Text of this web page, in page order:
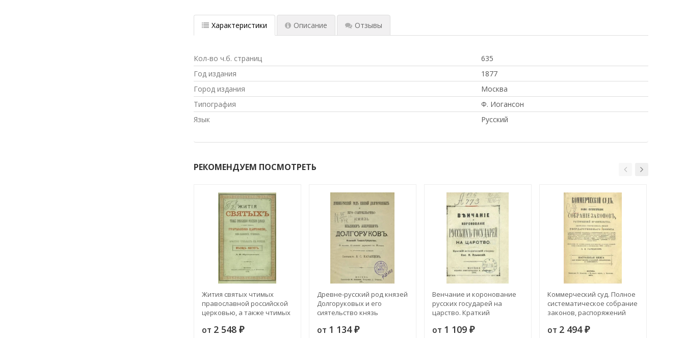
Характеристики Описание Отзывы
Кол-во ч.б. страниц
635
Год издания
1877
Город издания
Москва
Типография
Ф. Иогансон
Язык
Русский
РЕКОМЕНДУЕМ ПОСМОТРЕТЬ
Жития святых чтимых
православной российской
церковью, а также чтимых
южнославянских,
от 2 548 ₽
Древне-русский род князей
Долгоруковых и его
сиятельство князь
Долгоруков, московский
от 1 134 ₽
Венчание и коронование
русских государей на
царство. Краткий
от 1 109 ₽
Коммерческий суд. Полное
систематическое собрание
законов, распоряжений
от 2 494 ₽